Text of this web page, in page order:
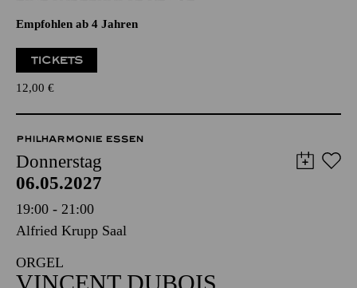
SO ODER SO ODER SO
EINE FABELHAFTE REVUE
Empfohlen ab 4 Jahren
12,00€
PHILHARMONIE ESSEN
Donnerstag
06.05.2027
19:00 - 21:00
Alfried Krupp Saal